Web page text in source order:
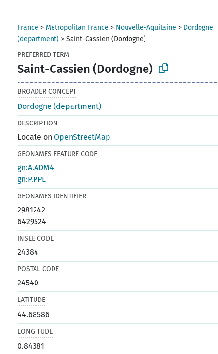
France > Metropolitan France > Nouvelle-Aquitaine > Dordogne
(department) >Saint-Cassien (Dordogne)
PREFERRED TERM
Saint-Cassien (Dordogne)
BROADER CONCEPT
Dordogne (department)
DESCRIPTION
Locate onOpenStreetMap
GEONAMES FEATURE CODE
gn:A.ADM4
gn:P.PPL
GEONAMES IDENTIFIER
2981242
6429524
INSEE CODE
24384
POSTAL CODE
24540
LATITUDE
44.68586
LONGITUDE
0.84381